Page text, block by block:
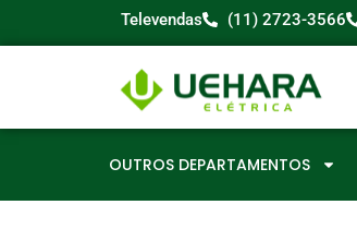
Televendas (11) 2723-3566
OUTROS DEPARTAMENTOS